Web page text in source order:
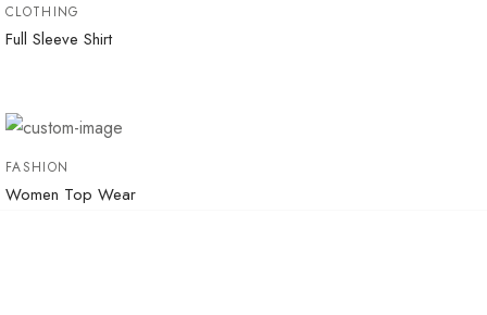
CLOTHING
Full Sleeve Shirt
FASHION
Women Top Wear